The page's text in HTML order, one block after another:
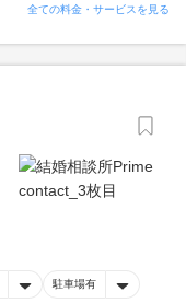
全ての料金・サービスを見る
駐車場有